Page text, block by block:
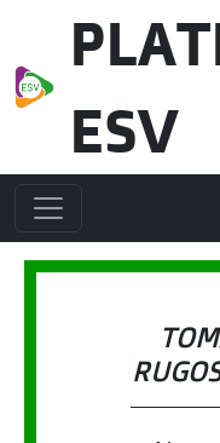
Aller au contenu
ESV